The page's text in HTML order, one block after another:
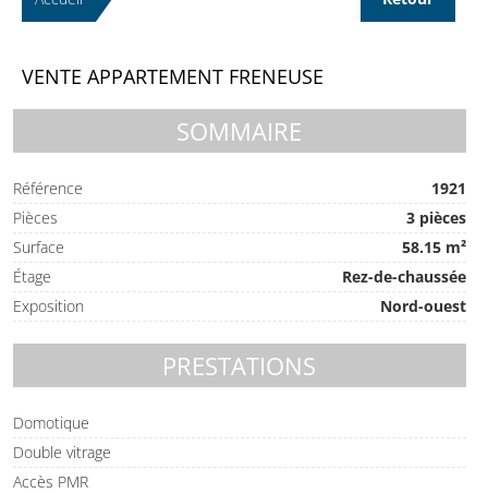
VENTE APPARTEMENT FRENEUSE
SOMMAIRE
Référence
1921
Pièces
3 pièces
Surface
58.15 m²
Étage
Rez-de-chaussée
Exposition
Nord-ouest
PRESTATIONS
Domotique
Double vitrage
Accès PMR